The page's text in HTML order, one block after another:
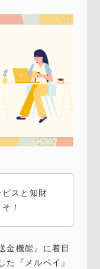
スと知財
！
金機能』に着目
た『メルペイ』